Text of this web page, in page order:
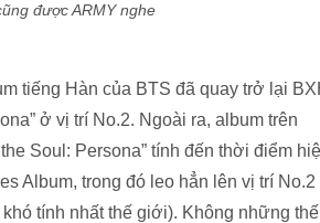
được ARMY nghe
tiếng Hàn của BTS đã quay trở lại
ở vị trí No.2. Ngoài ra, album trên
Soul: Persona” tính đến thời điểm
Album, trong đó leo hẳn lên vị trí No.2
tính nhất thế giới). Không những